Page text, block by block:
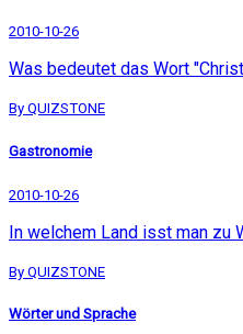
2010-10-26
Was bedeutet das Wort
By QUIZSTONE
Gastronomie
2010-10-26
In welchem Land isst man zu
By QUIZSTONE
Wörter und Sprache